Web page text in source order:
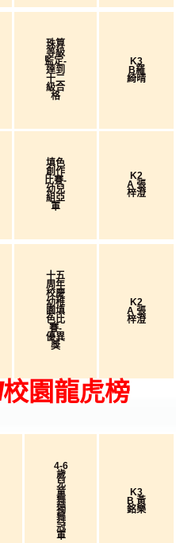
珠算
等級
監定-
達到
十二
級合
格
K3
B羅
綺晴
填色
創作
比賽-
幼兒
組亞
軍
K2
A 張
梓澄
十五
周年
校慶
幼稚
園填
色比
賽-
優異
獎
K2
A 張
梓澄
園龍虎榜
4-6
歲
兒
童
舞
獨
舞
冠
軍
K3
B 黃
銘樂